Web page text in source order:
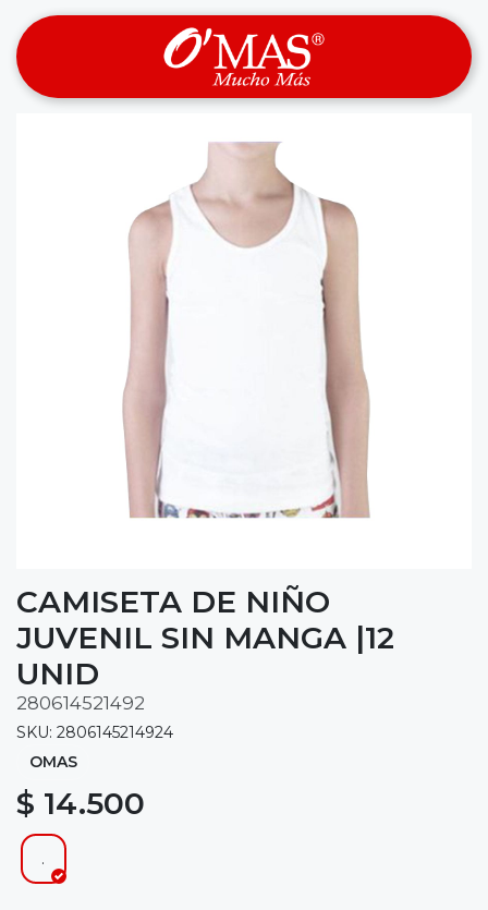
CAMISETA DE NIÑO
JUVENIL SIN MANGA |12
UNID
280614521492
SKU: 2806145214924
OMAS
$ 14.500
.